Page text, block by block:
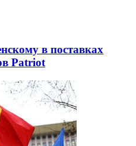
в поставках
Patriot